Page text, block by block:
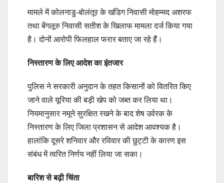
मामले में कोलनाडु-बोलंतूर के खंडिग निवासी मोहम्मद अशरफ
तथा बेंगलूरु निवासी सतीश के खिलाफ मामला दर्ज किया गया
है। दोनों आरोपी फिलहाल फरार बताए जा रहे हैं।
निस्तारण के लिए आदेश का इंतजार
पुलिस ने सरकारी अनुदान के तहत किसानों को वितरित किए
जाने वाले यूरिया की बड़ी खेप को जब्त कर लिया था।
नियमानुसार नमूने सुरक्षित रखने के बाद शेष उर्वरक के
निस्तारण के लिए जिला प्रशासन से आदेश आवश्यक है।
हालांकि दूसरे शनिवार और रविवार की छुट्टी के कारण इस
संबंध में त्वरित निर्णय नहीं लिया जा सका।
बारिश से बढ़ी चिंता